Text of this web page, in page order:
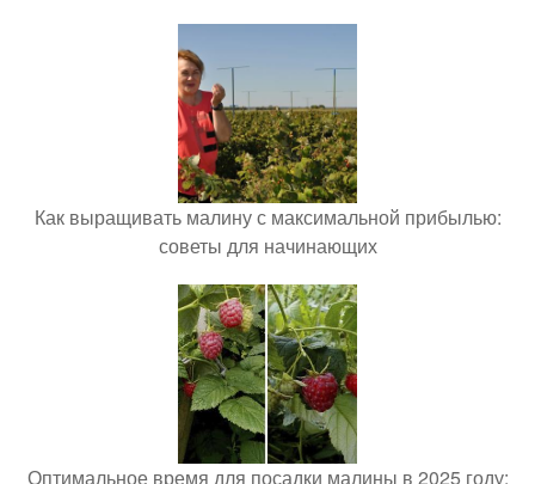
Как выращивать малину с максимальной прибылью:
советы для начинающих
Оптимальное время для посадки малины в 2025 году: